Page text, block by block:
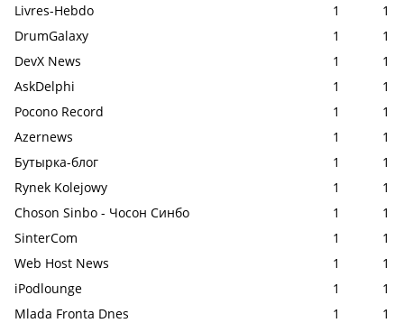
Livres-Hebdo
1
1
DrumGalaxy
1
1
DevX News
1
1
AskDelphi
1
1
Pocono Record
1
1
Azernews
1
1
Бутырка-блог
1
1
Rynek Kolejowy
1
1
Choson Sinbo - Чосон Синбо
1
1
SinterCom
1
1
Web Host News
1
1
iPodlounge
1
1
Mlada Fronta Dnes
1
1